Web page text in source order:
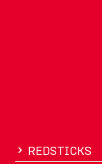
REDSTICKS